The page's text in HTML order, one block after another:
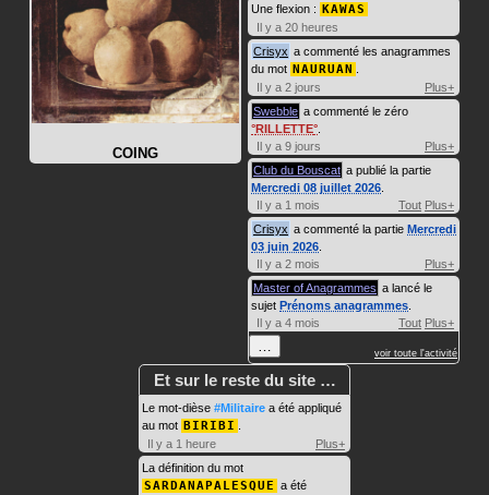
COING
Une flexion : KAWAS
Il y a 20 heures
Crisyx a commenté les anagrammes
du mot NAURUAN
Il y a 2 jours
Plus+
Swebble a commenté le zéro
RILLETTE
Il y a 9 jours
Plus+
Club du Bouscat a publié la partie
Mercredi 08 juillet 2026
Il y a 1 mois
Tout Plus+
Crisyx a commenté la partie Mercredi
03 juin 2026
Il y a 2 mois
Plus+
Master of Anagrammes a lancé le
sujet Prénoms anagrammes
Il y a 4 mois
Tout Plus+
voir toute l'activité
Et sur le reste du site …
Le mot-dièse #Militaire a été appliqué
au mot BIRIBI
Il y a 1 heure
Plus+
La définition du mot
SARDANAPALESQUE a été